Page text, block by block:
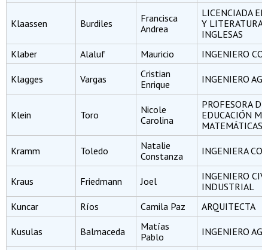
Klaassen Burdiles
Francisca
Andrea
LICENCIADA
Y LITERATURA
INGLESAS
Klaber
Alaluf Mauricio INGENIERO
Klagges Vargas
Cristian
Enrique
INGENIERO
Klein Toro
Nicole
Carolina
PROFESORA DE
EDUCACIÓN
MATEMÁTICAS
Kramm Toledo
Natalie
Constanza
INGENIERA
Kraus Friedmann Joel
INGENIERO
INDUSTRIAL
Kuncar
Ríos Camila Paz ARQUITECTA
Kusulas Balmaceda
Matías
Pablo
INGENIERO